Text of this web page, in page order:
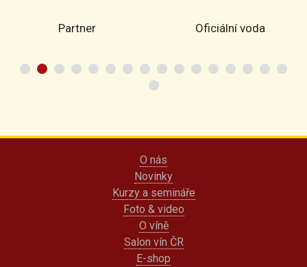
Partner Oficiální voda
O nás
Novinky
Kurzy a semináře
Foto & video
O víně
Salon vín ČR
E-shop